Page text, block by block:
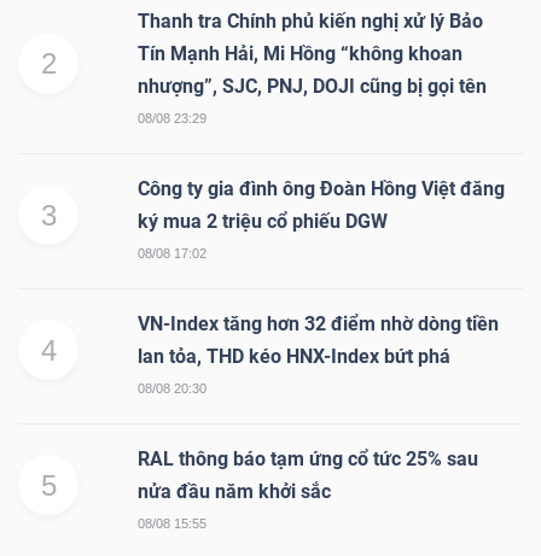
2
Thanh tra Chính phủ kiến nghị xử lý Bảo
Tín Mạnh Hải, Mi Hồng “không khoan
nhượng”, SJC, PNJ, DOJI cũng bị gọi tên
08/08 23:29
3
Công ty gia đình ông Đoàn Hồng Việt đăng
ký mua 2 triệu cổ phiếu DGW
08/08 17:02
4
VN-Index tăng hơn 32 điểm nhờ dòng tiền
lan tỏa, THD kéo HNX-Index bứt phá
08/08 20:30
5
RAL thông báo tạm ứng cổ tức 25% sau
nửa đầu năm khởi sắc
08/08 15:55